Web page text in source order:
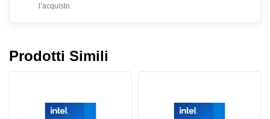
l’acquisto.
Prodotti Simili